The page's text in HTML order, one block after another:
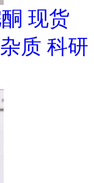
现货
质 科研